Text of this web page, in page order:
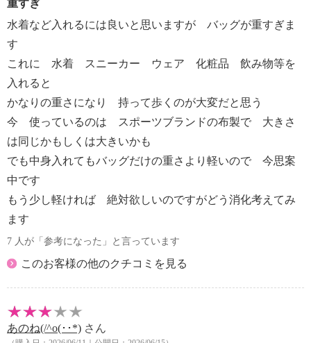
重すぎ
水着など入れるには良いと思いますが バッグが重すぎま
す
これに 水着 スニーカー ウェア 化粧品 飲み物等を
入れると
かなりの重さになり 持って歩くのが大変だと思う
今 使っているのは スポーツブランドの布製で 大きさ
は同じかもしくは大きいかも
でも中身入れてもバッグだけの重さより軽いので 今思案
中です
もう少し軽ければ 絶対欲しいのですがどう消化考えてみ
ます
7 人が「参考になった」と言っています
このお客様の他のクチコミを見る
あのね(/^o(･･*) さん